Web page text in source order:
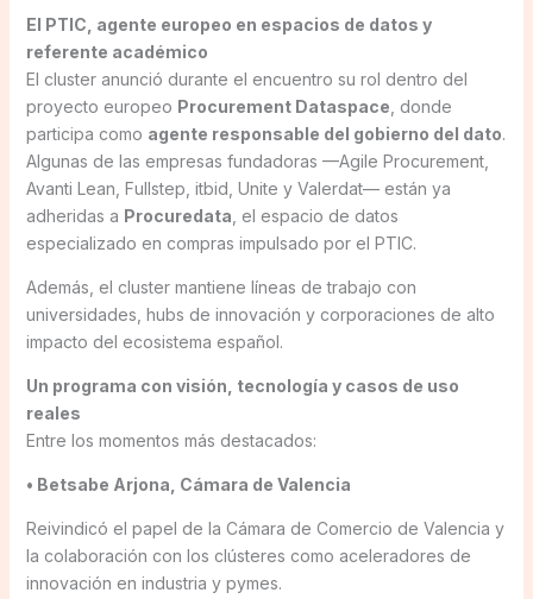
El PTIC, agente europeo en espacios de datos y
referente académico
El cluster anunció durante el encuentro su rol dentro del
proyecto europeo Procurement Dataspace , donde
participa como agente responsable del gobierno del dato.
Algunas de las empresas fundadoras —Agile Procurement,
Avanti Lean, Fullstep, itbid, Unite y Valerdat— están ya
adheridas a Procuredata , el espacio de datos
especializado en compras impulsado por el PTIC.
Además, el cluster mantiene líneas de trabajo con
universidades, hubs de innovación y corporaciones de alto
impacto del ecosistema español.
Un programa con visión, tecnología y casos de uso
reales
Entre los momentos más destacados:
• Betsabe Arjona, Cámara de Valencia
Reivindicó el papel de la Cámara de Comercio de Valencia y
la colaboración con los clústeres como aceleradores de
innovación en industria y pymes.